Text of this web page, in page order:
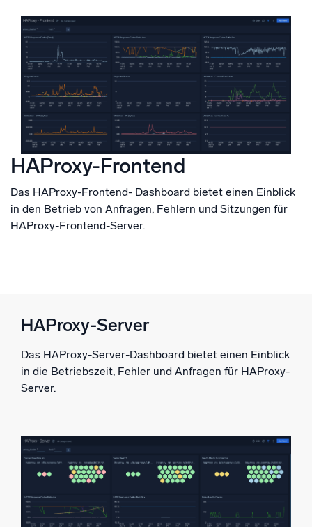
HAProxy-Frontend
Das HAProxy-Frontend- Dashboard bietet einen Einblick
in den Betrieb von Anfragen, Fehlern und Sitzungen für
HAProxy-Frontend-Server.
HAProxy-Server
Das HAProxy-Server-Dashboard bietet einen Einblick
in die Betriebszeit, Fehler und Anfragen für HAProxy-
Server.